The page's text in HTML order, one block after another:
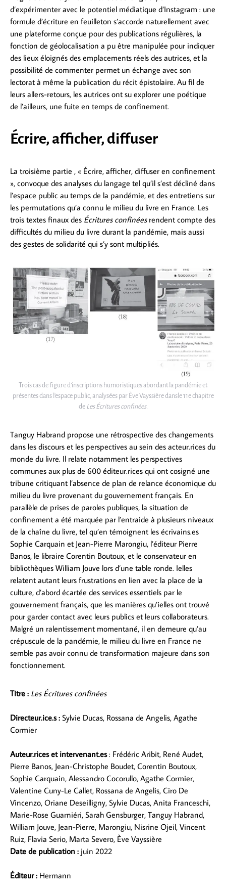
d’expérimenter avec le potentiel médiatique d’Instagram : une
formule d’écriture en feuilleton s’accorde naturellement avec
une plateforme conçue pour des publications régulières, la
fonction de géolocalisation a pu être manipulée pour indiquer
des lieux éloignés des emplacements réels des autrices, et la
possibilité de commenter permet un échange avec son
lectorat à même la publication du récit épistolaire. Au fil de
leurs allers-retours, les autrices ont su explorer une poétique
de l’ailleurs, une fuite en temps de confinement.
Écrire, afficher, diffuser
La troisième partie , « Écrire, afficher, diffuser en confinement
», convoque des analyses du langage tel qu’il s’est décliné dans
l’espace public au temps de la pandémie, et des entretiens sur
les permutations qu’a connu le milieu du livre en France. Les
trois textes finaux des Écritures confinéesrendent compte des
difficultés du milieu du livre durant la pandémie, mais aussi
des gestes de solidarité qui s’y sont multipliés.
Trois cas de figure d’inscriptions humoristiques abordant la pandémie et
présentes dans l’espace public, analysées par Ève Vayssière dansle 11e chapitre
deLes Écritures confinées.
Tanguy Habrand propose une rétrospective des changements
dans les discours et les perspectives au sein des acteur.rices du
monde du livre. Il relate notamment les perspectives
communes aux plus de 600 éditeur.rices qui ont cosigné une
tribune critiquant l’absence de plan de relance économique du
milieu du livre provenant du gouvernement français. En
parallèle de prises de paroles publiques, la situation de
confinement a été marquée par l’entraide à plusieurs niveaux
de la chaîne du livre, tel qu’en témoignent les écrivains.es
Sophie Carquain et Jean-Pierre Marongiu, l’éditeur Pierre
Banos, le libraire Corentin Boutoux, et le conservateur en
bibliothèques William Jouve lors d’une table ronde. Ielles
relatent autant leurs frustrations en lien avec la place de la
culture, d’abord écartée des services essentiels par le
gouvernement français, que les manières qu’ielles ont trouvé
pour garder contact avec leurs publics et leurs collaborateurs.
Malgré un ralentissement momentané, il en demeure qu’au
crépuscule de la pandémie, le milieu du livre en France ne
semble pas avoir connu de transformation majeure dans son
fonctionnement.
Titre : Les Écritures confinées
Directeur.ice.s : Sylvie Ducas, Rossana de Angelis, Agathe
Cormier
Auteur.rices et intervenant.es: Frédéric Aribit, René Audet,
Pierre Banos, Jean-Christophe Boudet, Corentin Boutoux,
Sophie Carquain, Alessandro Cocorullo, Agathe Cormier,
Valentine Cuny-Le Callet, Rossana de Angelis, Ciro De
Vincenzo, Oriane Deseilligny, Sylvie Ducas, Anita Franceschi,
Marie-Rose Guarniéri, Sarah Gensburger, Tanguy Habrand,
William Jouve, Jean-Pierre, Marongiu, Nisrine Ojeil, Vincent
Ruiz, Flavia Serio, Marta Severo, Ève Vayssière
Date de publication : juin 2022
Éditeur : Hermann